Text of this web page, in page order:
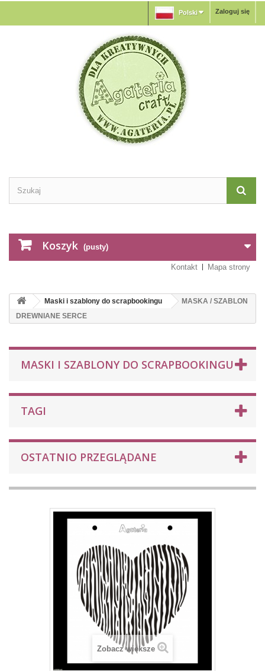
Zaloguj się
Polski
Koszyk (pusty)
Kontakt Mapa strony
Maski i szablony do scrapbookingu
MASKA / SZABLON
DREWNIANE SERCE
MASKI I SZABLONY DO SCRAPBOOKINGU
TAGI
OSTATNIO PRZEGLĄDANE
Zobacz większe